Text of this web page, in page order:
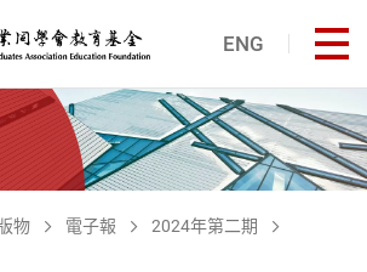
教育基金
ENG 打
物 電子報 2024年第二期